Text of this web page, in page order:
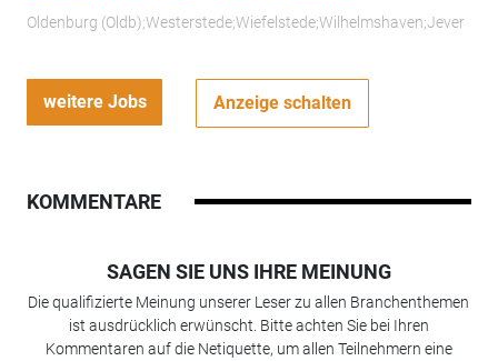
Oldenburg (Oldb);Westerstede;Wiefelstede;Wilhelmshaven;Jever
weitere Jobs Anzeige schalten
KOMMENTARE
SAGEN SIE UNS IHRE MEINUNG
Die qualifizierte Meinung unserer Leser zu allen Branchenthemen
ist ausdrücklich erwünscht. Bitte achten Sie bei Ihren
Kommentaren auf die Netiquette, um allen Teilnehmern eine